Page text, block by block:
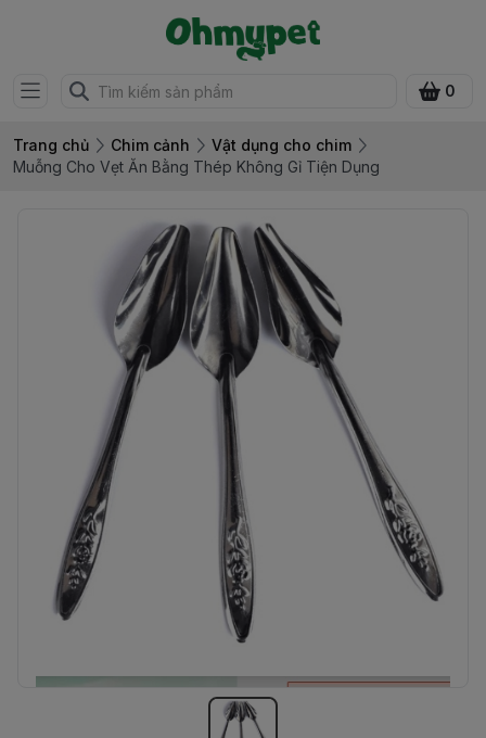
0
Trang chủ Chim cảnh
Vật dụng cho chim
Muỗng Cho Vẹt Ăn Bằng Thép Không Gỉ Tiện Dụng